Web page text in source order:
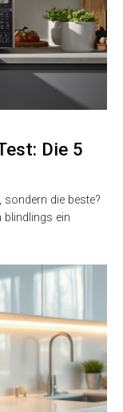
Die 5
die beste?
blindlings ein